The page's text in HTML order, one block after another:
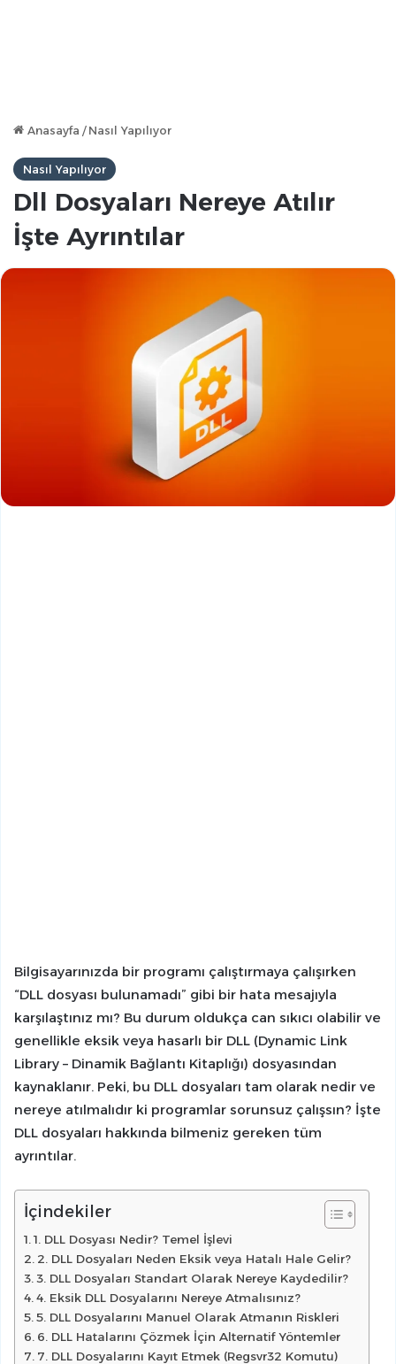
Anasayfa / Nasıl Yapılıyor
Nasıl Yapılıyor
Dll Dosyaları Nereye Atılır
İşte Ayrıntılar
Bilgisayarınızda bir programı çalıştırmaya çalışırken
“DLL dosyası bulunamadı” gibi bir hata mesajıyla
karşılaştınız mı? Bu durum oldukça can sıkıcı olabilir ve
genellikle eksik veya hasarlı bir DLL (Dynamic Link
Library – Dinamik Bağlantı Kitaplığı) dosyasından
kaynaklanır. Peki, bu DLL dosyaları tam olarak nedir ve
nereye atılmalıdır ki programlar sorunsuz çalışsın? İşte
DLL dosyaları hakkında bilmeniz gereken tüm
ayrıntılar.
İçindekiler
1. DLL Dosyası Nedir? Temel İşlevi
2. DLL Dosyaları Neden Eksik veya Hatalı Hale Gelir?
3. DLL Dosyaları Standart Olarak Nereye Kaydedilir?
4. Eksik DLL Dosyalarını Nereye Atmalısınız?
5. DLL Dosyalarını Manuel Olarak Atmanın Riskleri
6. DLL Hatalarını Çözmek İçin Alternatif Yöntemler
7. DLL Dosyalarını Kayıt Etmek (Regsvr32 Komutu)